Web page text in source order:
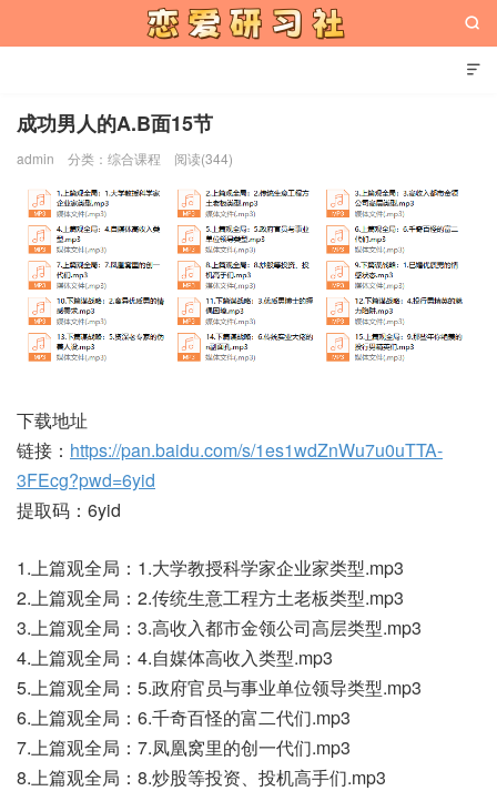


成功男人的A.B面15节
admin 分类： 综合课程 阅读(344)
下载地址
链接： https://pan.baidu.com/s/1es1wdZnWu7u0uTTA-
3FEcg?pwd=6yid
提取码：6yid
1.上篇观全局：1.大学教授科学家企业家类型.mp3
2.上篇观全局：2.传统生意工程方土老板类型.mp3
3.上篇观全局：3.高收入都市金领公司高层类型.mp3
4.上篇观全局：4.自媒体高收入类型.mp3
5.上篇观全局：5.政府官员与事业单位领导类型.mp3
6.上篇观全局：6.千奇百怪的富二代们.mp3
7.上篇观全局：7.凤凰窝里的创一代们.mp3
8.上篇观全局：8.炒股等投资、投机高手们.mp3